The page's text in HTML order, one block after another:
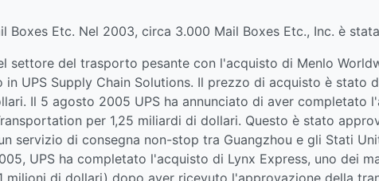
Boxes Etc. Nel 2003, circa 3.000 Mail Boxes Etc., Inc. è
settore del trasporto pesante con l'acquisto di Menlo
in UPS Supply Chain Solutions. Il prezzo di acquisto è
Il 5 agosto 2005 UPS ha annunciato di aver completato
per 1,25 miliardi di dollari. Questo è stato
servizio di consegna non-stop tra Guangzhou e gli Stati
UPS ha completato l'acquisto di Lynx Express, uno dei
milioni di dollari) dopo aver ricevuto l'approvazione della